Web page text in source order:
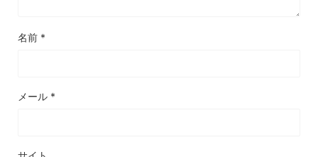
名前 *
メール *